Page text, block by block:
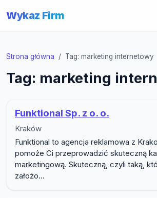
Wykaz Firm
Strona główna Tag: marketing internetowy
Tag: marketing
Funktional Sp. z o. o.
Kraków
Funktional to agencja reklamowa z
pomoże Ci przeprowadzić skuteczną
marketingową. Skuteczną, czyli taką,
założo...